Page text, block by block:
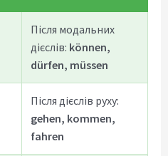
Після модальних
дієслів: können,
dürfen, müssen
Після дієслів руху:
gehen, kommen,
fahren